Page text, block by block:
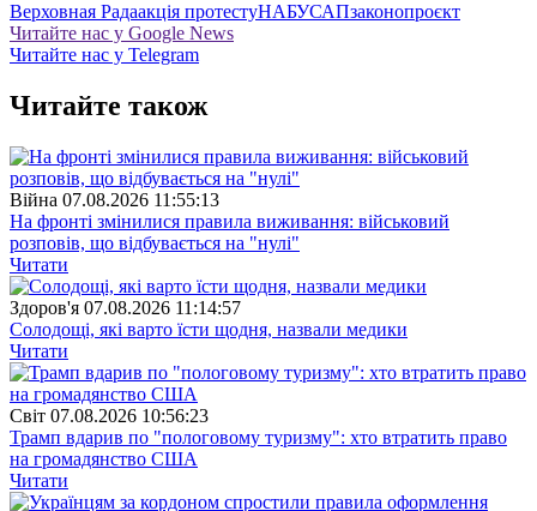
Верховная Радаакція протестуНАБУСАПзаконопроєкт
Читайте нас у Google News
Читайте нас у Telegram
Читайте також
Війна 07.08.2026 11:55:13
На фронті змінилися правила виживання: військовий
розповів, що відбувається на "нулі"
Читати
Здоров'я 07.08.2026 11:14:57
Солодощі, які варто їсти щодня, назвали медики
Читати
Свiт 07.08.2026 10:56:23
Трамп вдарив по "пологовому туризму": хто втратить право
на громадянство США
Читати